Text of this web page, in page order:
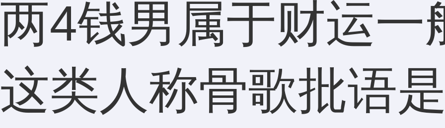
两4钱男属于财运一
这类人称骨歌批语